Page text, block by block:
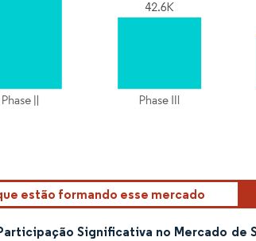
CC BY 4.0.
estão formando esse mercado
Significativa no Mercado de